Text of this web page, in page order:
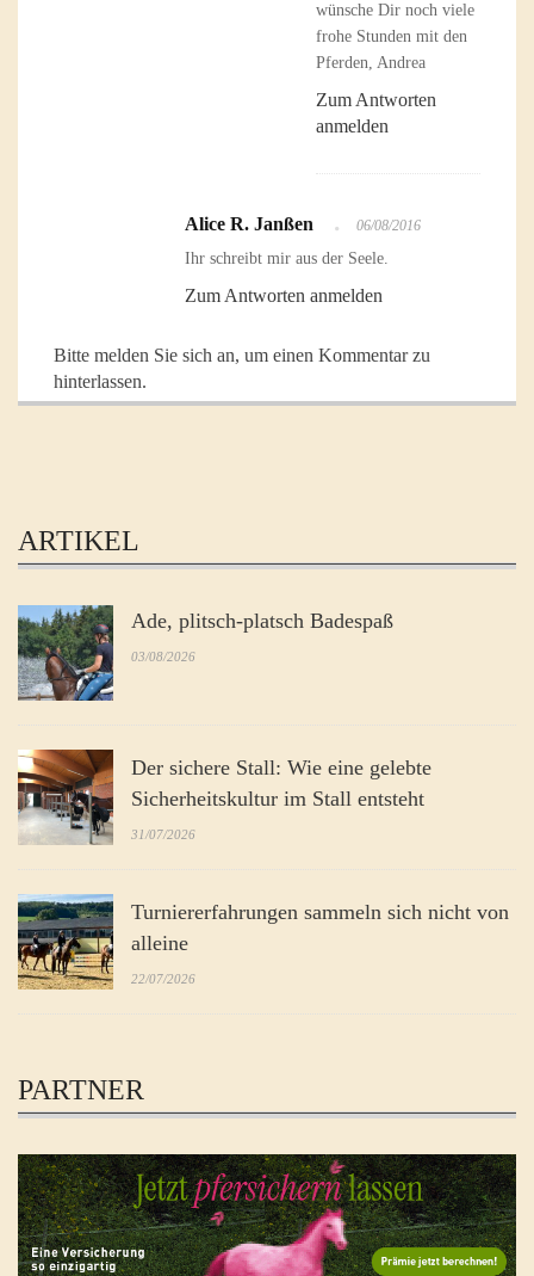
wünsche Dir noch viele
frohe Stunden mit den
Pferden, Andrea
Zum Antworten
anmelden
Alice R. Janßen 06/08/2016
Ihr schreibt mir aus der Seele.
Zum Antworten anmelden
Bitte melden Sie sich an, um einen Kommentar zu
hinterlassen.
ARTIKEL
Ade, plitsch-platsch Badespaß
03/08/2026
Der sichere Stall: Wie eine gelebte
Sicherheitskultur im Stall entsteht
31/07/2026
Turniererfahrungen sammeln sich nicht von
alleine
22/07/2026
PARTNER